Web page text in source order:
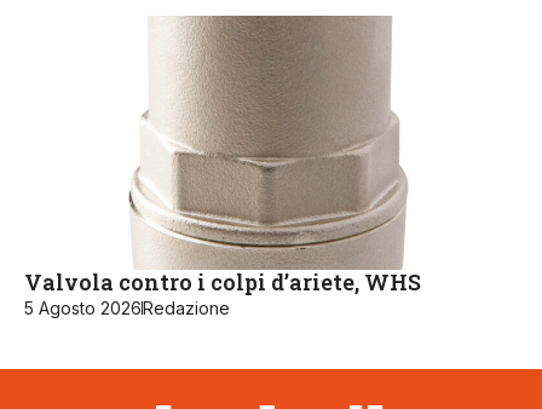
Valvola contro i colpi d’ariete, WHS
5 Agosto 2026Redazione